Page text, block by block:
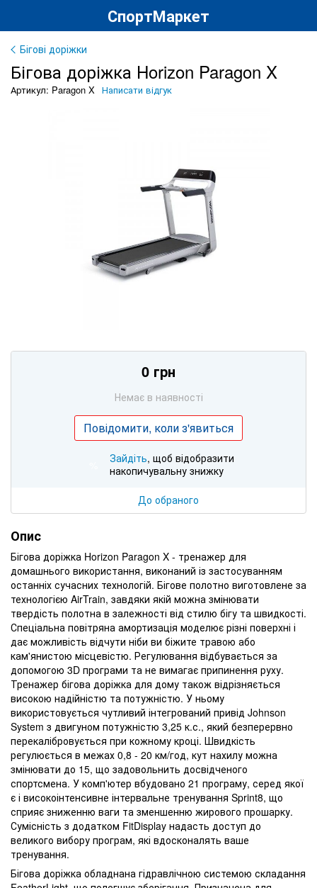
СпортМаркет
Бігові доріжки
Бігова доріжка Horizon Paragon X
Артикул: Paragon X Написати відгук
0 грн
Немає в наявності
Повідомити, коли з'явиться
Зайдіть, щоб відобразити
накопичувальну знижку
До обраного
Опис
Бігова доріжка Horizon Paragon X - тренажер для
домашнього використання, виконаний із застосуванням
останніх сучасних технологій. Бігове полотно виготовлене за
технологією AirTrain, завдяки якій можна змінювати
твердість полотна в залежності від стилю бігу та швидкості.
Спеціальна повітряна амортизація моделює різні поверхні і
дає можливість відчути ніби ви біжите травою або
кам'янистою місцевістю. Регулювання відбувається за
допомогою 3D програми та не вимагає припинення руху.
Тренажер бігова доріжка для дому також відрізняється
високою надійністю та потужністю. У ньому
використовується чутливий інтегрований привід Johnson
System з двигуном потужністю 3,25 к.с., який безперервно
перекалібровується при кожному кроці. Швидкість
регулюється в межах 0,8 - 20 км/год, кут нахилу можна
змінювати до 15, що задовольнить досвідченого
спортсмена. У комп'ютер вбудовано 21 програму, серед якої
є і високоінтенсивне інтервальне тренування Sprint8, що
сприяє зниженню ваги та зменшенню жирового прошарку.
Сумісність з додатком FitDisplay надасть доступ до
великого вибору програм, які вдосконалять ваше
тренування.
Бігова доріжка обладнана гідравлічною системою складання